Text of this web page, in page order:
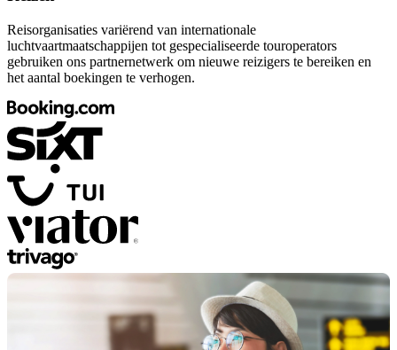
Reisorganisaties variërend van internationale
luchtvaartmaatschappijen tot gespecialiseerde touroperators
gebruiken ons partnernetwerk om nieuwe reizigers te bereiken en
het aantal boekingen te verhogen.